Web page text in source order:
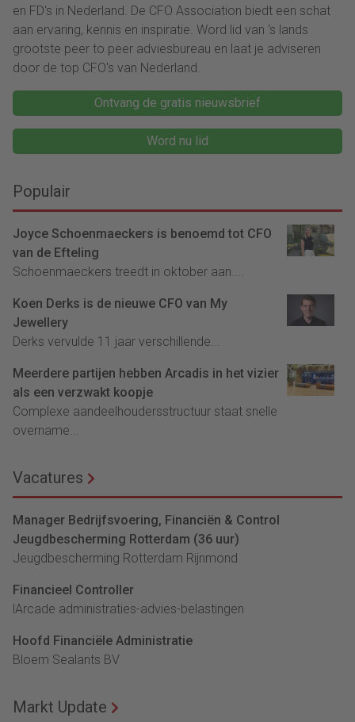
en FD's in Nederland. De CFO Association biedt een schat
aan ervaring, kennis en inspiratie. Word lid van ‘s lands
grootste peer to peer adviesbureau en laat je adviseren
door de top CFO's van Nederland.
Ontvang de gratis nieuwsbrief
Word nu lid
Populair
Joyce Schoenmaeckers is benoemd tot CFO
van de Efteling
Schoenmaeckers treedt in oktober aan....
Koen Derks is de nieuwe CFO van My
Jewellery
Derks vervulde 11 jaar verschillende...
Meerdere partijen hebben Arcadis in het vizier
als een verzwakt koopje
Complexe aandeelhoudersstructuur staat snelle
overname...
Vacatures
Manager Bedrijfsvoering, Financiën & Control
Jeugdbescherming Rotterdam (36 uur)
Jeugdbescherming Rotterdam Rijnmond
Financieel Controller
lArcade administraties-advies-belastingen
Hoofd Financiële Administratie
Bloem Sealants BV
Markt Update